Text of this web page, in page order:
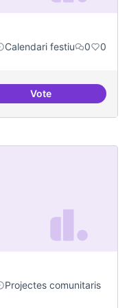
Calendari festiu 0 0
VoteUna única Festa
Projectes comunitaris